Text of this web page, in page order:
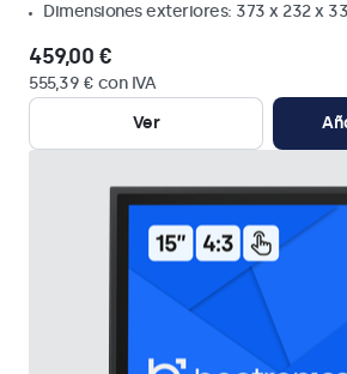
Dimensiones exteriores: 373 x 232 x
459,00 €
555,39 € con IVA
Ver